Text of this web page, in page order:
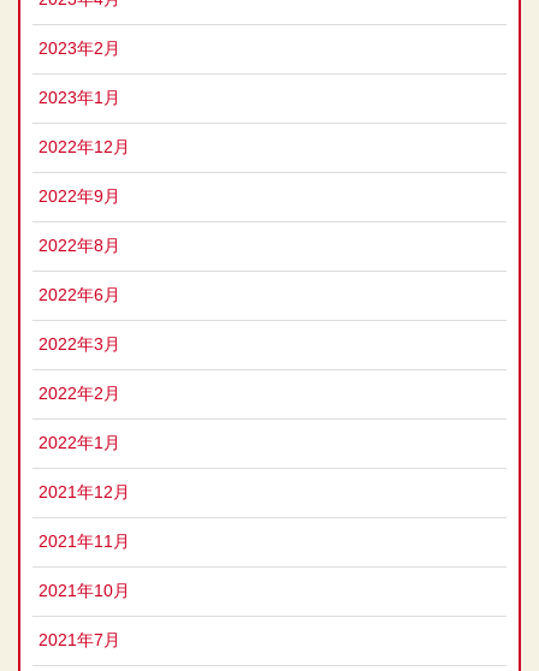
2023年2月
2023年1月
2022年12月
2022年9月
2022年8月
2022年6月
2022年3月
2022年2月
2022年1月
2021年12月
2021年11月
2021年10月
2021年7月